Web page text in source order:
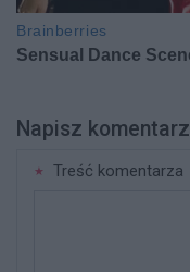
Napisz komentarz
Treść komentarza